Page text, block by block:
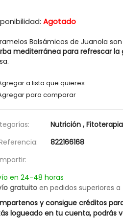
Agotado
Balsámicos de Juanola
mediterránea para refrescar la
a lista que quieres
para comparar
Nutrición , Fitoterapia
822166168
en 24-48 horas
gratuito en pedidos superiores a
y consigue créditos
logueado en tu cuenta, podrás
HIGIENE Y SALUD
Rueber
14,67 €